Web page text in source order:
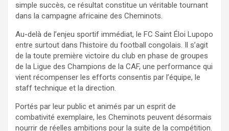
simple succès, ce résultat constitue un véritable tournant
dans la campagne africaine des Cheminots.
Au-delà de l’enjeu sportif immédiat, le FC Saint Éloi Lupopo
entre surtout dans l’histoire du football congolais. Il s’agit
de la toute première victoire du club en phase de groupes
de la Ligue des Champions de la CAF, une performance qui
vient récompenser les efforts consentis par l’équipe, le
staff technique et la direction.
Portés par leur public et animés par un esprit de
combativité exemplaire, les Cheminots peuvent désormais
nourrir de réelles ambitions pour la suite de la compétition.